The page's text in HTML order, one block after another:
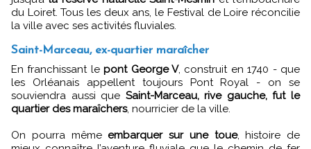
du Loiret. Tous les deux ans, le Festival de Loire réconcilie
la ville avec ses activités fluviales.
Saint-Marceau, ex-quartier maraîcher
En franchissant lepont George V, construit en 1740 - que
les Orléanais appellent toujours Pont Royal - on se
souviendra aussi que Saint-Marceau, rive gauche, fut le
quartier des maraîchers, nourricier de la ville.
On pourra même embarquer sur une toue, histoire de